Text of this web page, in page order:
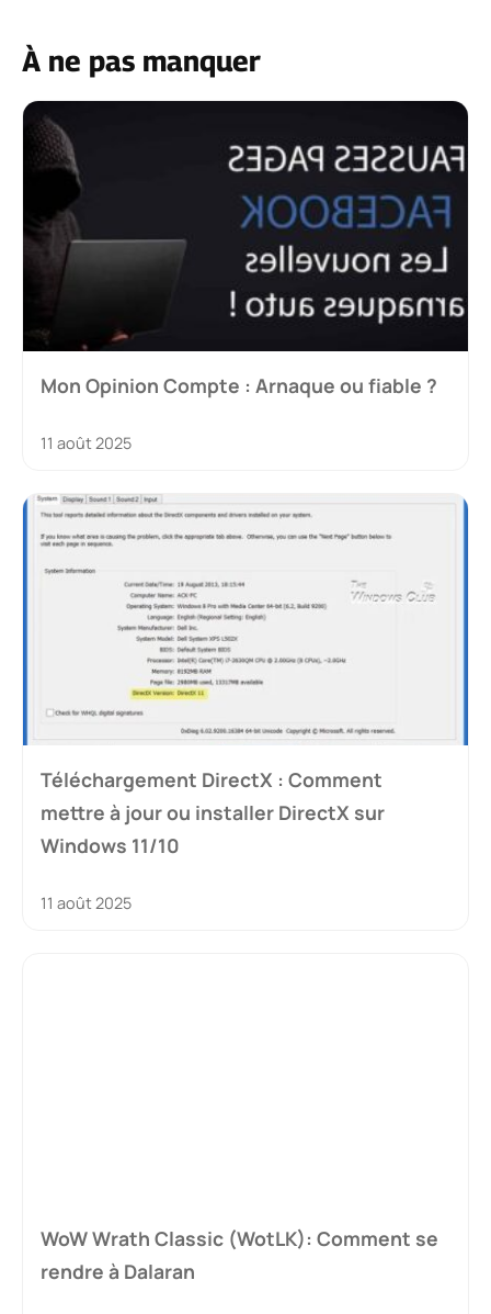
À ne pas manquer
Mon Opinion Compte : Arnaque ou fiable ?
11 août 2025
Téléchargement DirectX : Comment
mettre à jour ou installer DirectX sur
Windows 11/10
11 août 2025
WoW Wrath Classic (WotLK): Comment se
rendre à Dalaran